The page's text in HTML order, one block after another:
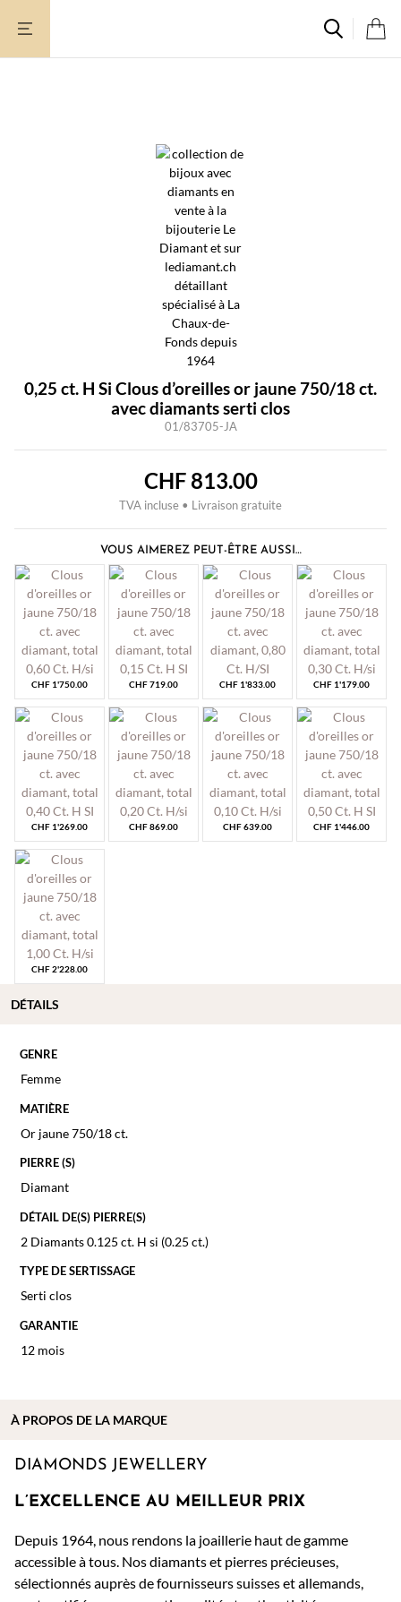
0,25 ct. H Si Clous d’oreilles or jaune 750/18 ct.
avec diamants serti clos
01/83705-JA
CHF813.00
TVA incluse • Livraison gratuite
VOUS AIMEREZ PEUT-ÊTRE AUSSI…
CHF 1'750.00 CHF719.00 CHF 1'833.00 CHF 1'179.00
CHF 1'269.00 CHF869.00 CHF639.00 CHF 1'446.00
CHF2'228.00
GENRE
Femme
MATIÈRE
Or jaune 750/18 ct.
PIERRE (S)
Diamant
DÉTAIL DE(S) PIERRE(S)
2 Diamants 0.125 ct. H si (0.25 ct.)
TYPE DE SERTISSAGE
Serti clos
GARANTIE
12 mois
DIAMONDS JEWELLERY
L’EXCELLENCE AU MEILLEUR PRIX
Depuis 1964, nous rendons la joaillerie haut de gamme
accessible à tous. Nos diamants et pierres précieuses,
sélectionnés auprès de fournisseurs suisses et allemands,
DÉTAILS
À PROPOS DE LA MARQUE